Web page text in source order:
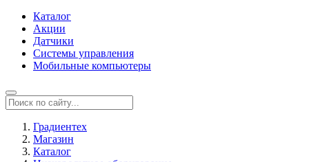
Каталог
Акции
Датчики
Системы управления
Мобильные компьютеры
Градиентех
Магазин
Каталог